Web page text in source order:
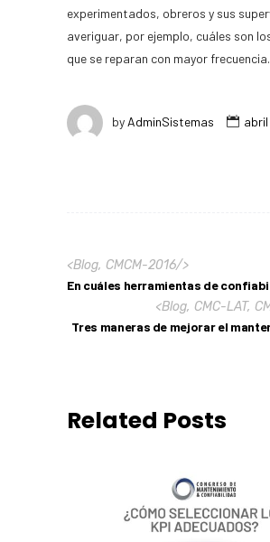
experimentados, obreros y sus
averiguar, por ejemplo, cuáles son
que se reparan con mayor frecuencia.
by AdminSistemas abril
<Blog, CMCM-2016/>
En cuáles herramientas de
<Blog, CMC-LAT,
Tres maneras de mejorar el
Related Posts